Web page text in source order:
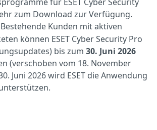
zum Download zur Verfügung.
Kunden mit aktiven
können ESET Cyber Security Pro
bis zum 30. Juni 2026
(verschoben vom 18. November
Juni 2026 wird ESET die Anwendung